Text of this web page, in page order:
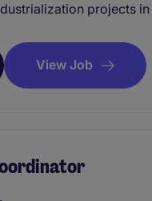
projects
View Job